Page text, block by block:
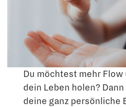
Du möchtest mehr Flow
dein Leben holen?
deine ganz persönliche